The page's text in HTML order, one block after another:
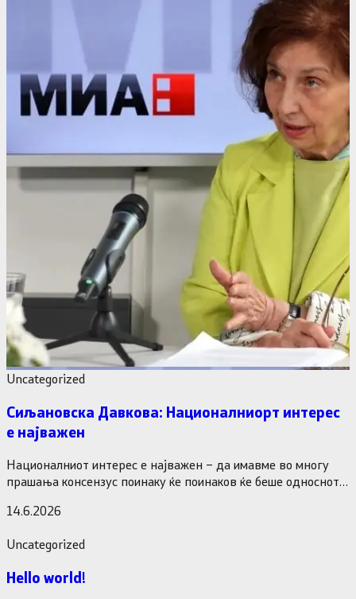
Uncategorized
Сиљановска Давкова: Националниорт интерес
е најважен
Националниот интерес е најважен – да имавме во многу
прашања консензус поинаку ќе поинаков ќе беше односнот
14.6.2026
Uncategorized
Hello world!